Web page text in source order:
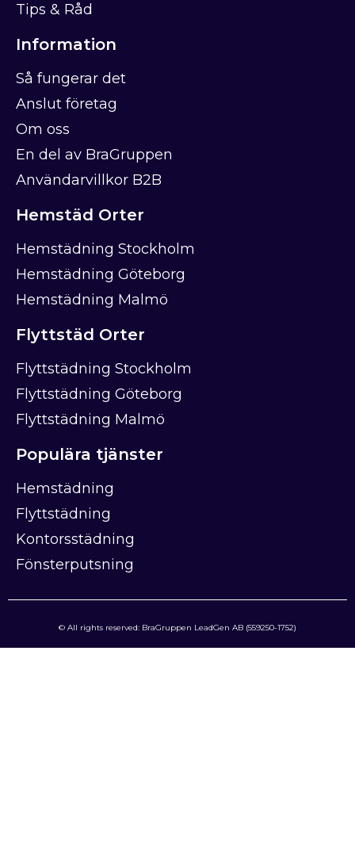
Populära tjänster
Hemstädning
Flyttstädning
Kontorsstädning
Fönsterputsning
Flyttstäd Orter
Flyttstädning Stockholm
Flyttstädning Göteborg
Flyttstädning Malmö
Hemstäd Orter
Hemstädning Stockholm
Hemstädning Göteborg
Hemstädning Malmö
Information
Så fungerar det
Anslut företag
Om oss
En del av BraGruppen
Användarvillkor B2B
Tips & Råd
© All rights reserved: BraGruppen LeadGen AB (559250-1752)